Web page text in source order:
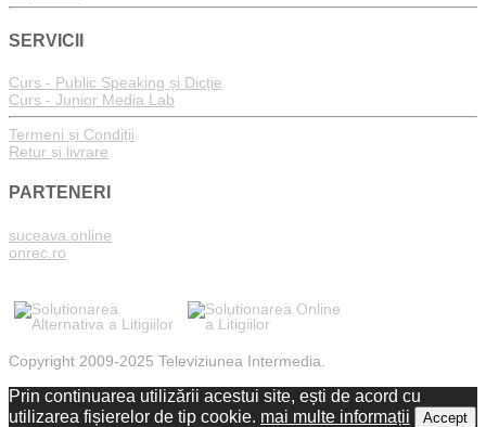
SERVICII
Curs - Public Speaking și Dicție
Curs - Junior Media Lab
Termeni și Condiții
Retur și livrare
PARTENERI
suceava.online
onrec.ro
Copyright 2009-2025 Televiziunea Intermedia.
Prin continuarea utilizării acestui site, ești de acord cu
utilizarea fișierelor de tip cookie. mai multe informații Accept